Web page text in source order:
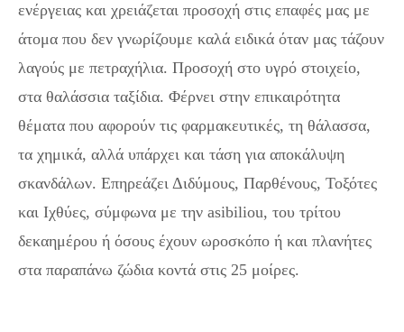
ενέργειας και χρειάζεται προσοχή στις επαφές μας με
άτομα που δεν γνωρίζουμε καλά ειδικά όταν μας τάζουν
λαγούς με πετραχήλια. Προσοχή στο υγρό στοιχείο,
στα θαλάσσια ταξίδια. Φέρνει στην επικαιρότητα
θέματα που αφορούν τις φαρμακευτικές, τη θάλασσα,
τα χημικά, αλλά υπάρχει και τάση για αποκάλυψη
σκανδάλων. Επηρεάζει Διδύμους, Παρθένους, Τοξότες
και Ιχθύες, σύμφωνα με την asibiliou, του τρίτου
δεκαημέρου ή όσους έχουν ωροσκόπο ή και πλανήτες
στα παραπάνω ζώδια κοντά στις 25 μοίρες.